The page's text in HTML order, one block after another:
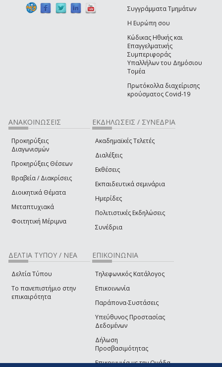
Συγγράμματα Τμημάτων
Η Ευρώπη σου
Κώδικας Ηθικής και
Επαγγελματικής
Συμπεριφοράς
Υπαλλήλων του Δημόσιου
Τομέα
Πρωτόκολλα διαχείρισης
κρούσματος Covid-19
ΑΝΑΚΟΙΝΩΣΕΙΣ
Προκηρύξεις
Διαγωνισμών
Προκηρύξεις Θέσεων
Βραβεία / Διακρίσεις
Διοικητικά Θέματα
Μεταπτυχιακά
Φοιτητική Μέριμνα
ΕΚΔΗΛΩΣΕΙΣ / ΣΥΝΕΔΡΙΑ
Ακαδημαϊκές Τελετές
Διαλέξεις
Εκθέσεις
Εκπαιδευτικά σεμινάρια
Ημερίδες
Πολιτιστικές Εκδηλώσεις
Συνέδρια
ΔΕΛΤΙΑ ΤΥΠΟΥ / ΝΕΑ
Δελτία Τύπου
Το πανεπιστήμιο στην
επικαιρότητα
ΕΠΙΚΟΙΝΩΝΙΑ
Τηλεφωνικός Κατάλογος
Επικοινωνία
Παράπονα-Συστάσεις
Υπεύθυνος Προστασίας
Δεδομένων
Δήλωση
Προσβασιμότητας
Επικοινωνία με την Ομάδα